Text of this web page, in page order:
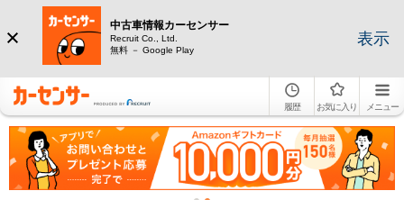
中古車情報カーセンサー
Recruit Co., Ltd.
無料 － Google Play
表示
履歴 お気に入り メニュー